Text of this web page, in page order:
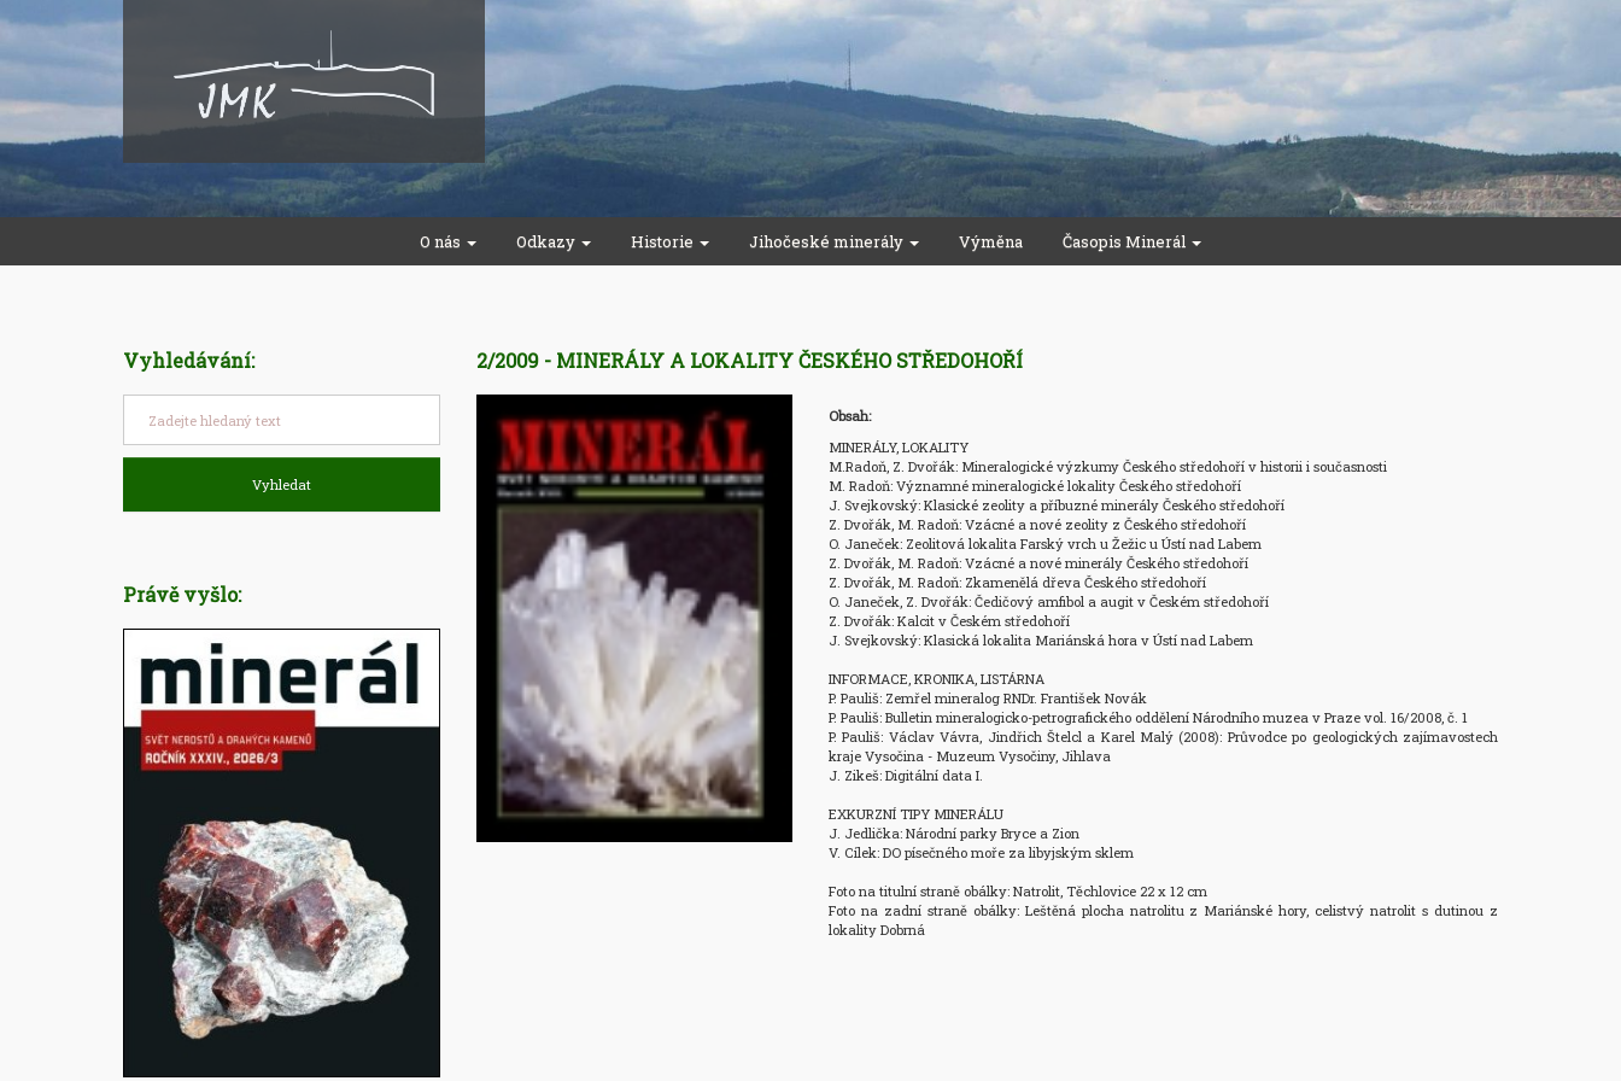
O nás Odkazy Historie Jihočeské minerály Výměna Časopis Minerál
2/2009 - MINERÁLY A LOKALITY ČESKÉHO STŘEDOHOŘÍ
Obsah:
MINERÁLY, LOKALITY
M.Radoň, Z. Dvořák: Mineralogické výzkumy Českého středohoří v historii i současnosti
M. Radoň: Významné mineralogické lokality Českého středohoří
J. Svejkovský: Klasické zeolity a příbuzné minerály Českého středohoří
Z. Dvořák, M. Radoň: Vzácné a nové zeolity z Českého středohoří
O. Janeček: Zeolitová lokalita Farský vrch u Žežic u Ústí nad Labem
Z. Dvořák, M. Radoň: Vzácné a nové minerály Českého středohoří
Z. Dvořák, M. Radoň: Zkamenělá dřeva Českého středohoří
O. Janeček, Z. Dvořák: Čedičový amfibol a augit v Českém středohoří
Z. Dvořák: Kalcit v Českém středohoří
J. Svejkovský: Klasická lokalita Mariánská hora v Ústí nad Labem
INFORMACE, KRONIKA, LISTÁRNA
P. Pauliš: Zemřel mineralog RNDr. František Novák
P. Pauliš: Bulletin mineralogicko-petrografického oddělení Národního muzea v Praze vol. 16/2008, č. 1
P. Pauliš: Václav Vávra, Jindřich Štelcl a Karel Malý (2008): Průvodce po geologických zajímavostech
kraje Vysočina - Muzeum Vysočiny, Jihlava
J. Zikeš: Digitální data I.
EXKURZNÍ TIPY MINERÁLU
J. Jedlička: Národní parky Bryce a Zion
V. Cílek: DO písečného moře za libyjským sklem
Foto na titulní straně obálky: Natrolit, Těchlovice 22 x 12 cm
Foto na zadní straně obálky: Leštěná plocha natrolitu z Mariánské hory, celistvý natrolit s dutinou z
lokality Dobrná
Vyhledávání:
Vyhledat
Právě vyšlo: